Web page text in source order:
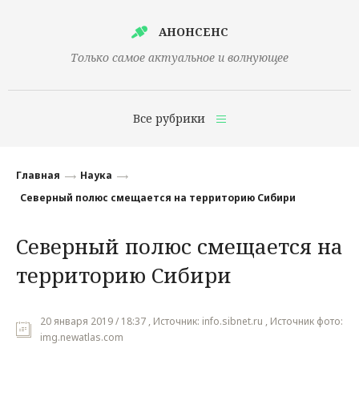
АНОНСЕНС
Только самое актуальное и волнующее
Все рубрики
Финансы
Наука
Культура
Общество
Главная
Наука
Северный полюс смещается на территорию Сибири
Северный полюс смещается на
территорию Сибири
20 января 2019 / 18:37 , Источник: info.sibnet.ru , Источник фото:
img.newatlas.com